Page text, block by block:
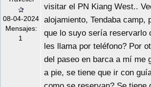
08-04-2024
Mensajes:
1
visitar el PN Kiang West..
alojamiento, Tendaba camp,
que lo suyo sería reservarlo
les llama por teléfono? Por
del paseo en barca a mí me
a pie, se tiene que ir con